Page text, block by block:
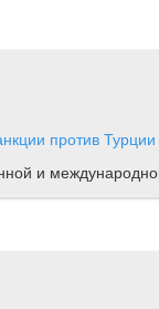
против Турции
и